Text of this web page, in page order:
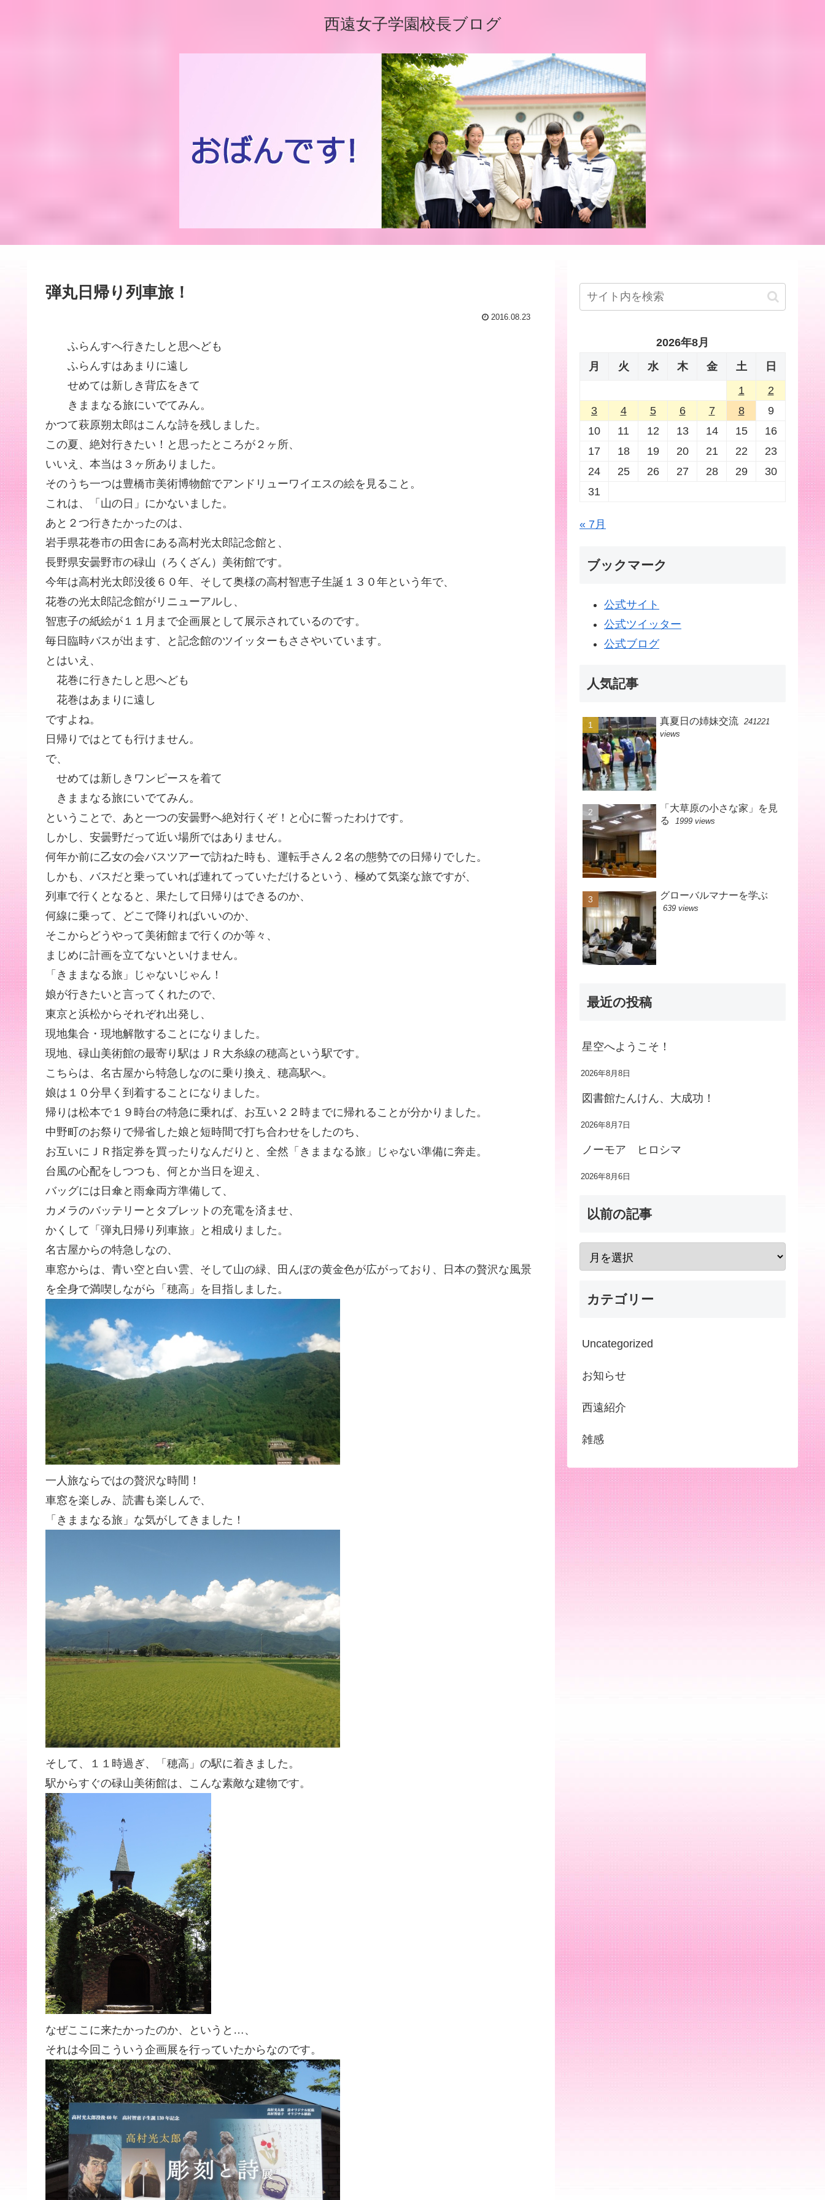
西遠女子学園校長ブログ
弾丸日帰り列車旅！
2016.08.23
ふらんすへ行きたしと思へども
ふらんすはあまりに遠し
せめては新しき背広をきて
きままなる旅にいでてみん。
かつて萩原朔太郎はこんな詩を残しました。
この夏、絶対行きたい！と思ったところが２ヶ所、
いいえ、本当は３ヶ所ありました。
そのうち一つは豊橋市美術博物館でアンドリューワイエスの絵を見ること。
これは、「山の日」にかないました。
あと２つ行きたかったのは、
岩手県花巻市の田舎にある高村光太郎記念館と、
長野県安曇野市の碌山（ろくざん）美術館です。
今年は高村光太郎没後６０年、そして奥様の高村智恵子生誕１３０年という年で、
花巻の光太郎記念館がリニューアルし、
智恵子の紙絵が１１月まで企画展として展示されているのです。
毎日臨時バスが出ます、と記念館のツイッターもささやいています。
とはいえ、
花巻に行きたしと思へども
花巻はあまりに遠し
ですよね。
日帰りではとても行けません。
で、
せめては新しきワンピースを着て
きままなる旅にいでてみん。
ということで、あと一つの安曇野へ絶対行くぞ！と心に誓ったわけです。
しかし、安曇野だって近い場所ではありません。
何年か前に乙女の会バスツアーで訪ねた時も、運転手さん２名の態勢での日帰りでした。
しかも、バスだと乗っていれば連れてっていただけるという、極めて気楽な旅ですが、
列車で行くとなると、果たして日帰りはできるのか、
何線に乗って、どこで降りればいいのか、
そこからどうやって美術館まで行くのか等々、
まじめに計画を立てないといけません。
「きままなる旅」じゃないじゃん！
娘が行きたいと言ってくれたので、
東京と浜松からそれぞれ出発し、
現地集合・現地解散することになりました。
現地、碌山美術館の最寄り駅はＪＲ大糸線の穂高という駅です。
こちらは、名古屋から特急しなのに乗り換え、穂高駅へ。
娘は１０分早く到着することになりました。
帰りは松本で１９時台の特急に乗れば、お互い２２時までに帰れることが分かりました。
中野町のお祭りで帰省した娘と短時間で打ち合わせをしたのち、
お互いにＪＲ指定券を買ったりなんだりと、全然「きままなる旅」じゃない準備に奔走。
台風の心配をしつつも、何とか当日を迎え、
バッグには日傘と雨傘両方準備して、
カメラのバッテリーとタブレットの充電を済ませ、
かくして「弾丸日帰り列車旅」と相成りました。
名古屋からの特急しなの、
車窓からは、青い空と白い雲、そして山の緑、田んぼの黄金色が広がっており、日本の贅沢な風景
を全身で満喫しながら「穂高」を目指しました。
一人旅ならではの贅沢な時間！
車窓を楽しみ、読書も楽しんで、
「きままなる旅」な気がしてきました！
そして、１１時過ぎ、「穂高」の駅に着きました。
駅からすぐの碌山美術館は、こんな素敵な建物です。
なぜここに来たかったのか、というと…、
それは今回こういう企画展を行っていたからなのです。
2026年8月
月
火 水 木 金 土
日
1
2
3
4 5 6 7 8
9
10
11 12 13 14 15
16
17
18 19 20 21 22
23
24
25 26 27 28 29
30
31
« 7月
ブックマーク
公式サイト
公式ツイッター
公式ブログ
人気記事
真夏日の姉妹交流 241221
views
「大草原の小さな家」を見
る
1999 views
グローバルマナーを学ぶ
639 views
最近の投稿
星空へようこそ！
2026年8月8日
図書館たんけん、大成功！
2026年8月7日
ノーモア ヒロシマ
2026年8月6日
以前の記事
カテゴリー
Uncategorized
お知らせ
西遠紹介
雑感